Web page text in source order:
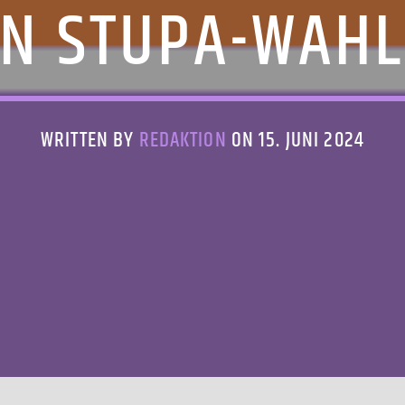
STUPA-
WRITTEN BY REDAKTION ON 15. JUNI 2024